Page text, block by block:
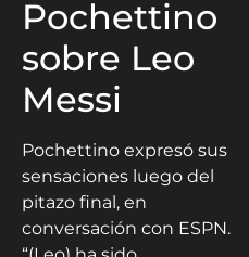
Pochettino expresó sus
sensaciones luego del
pitazo final, en
conversación con ESPN.
“(Leo) ha sido
importante en la ayuda
del equipo para
conseguir la victoria.
Estoy contento por él y